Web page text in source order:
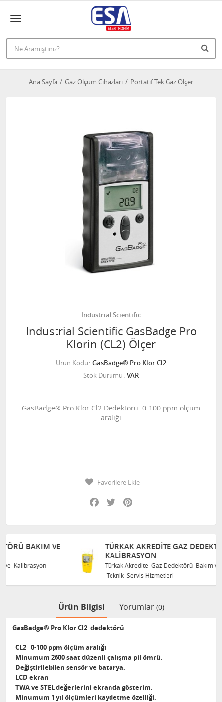
Ana Sayfa Gaz Ölçüm Cihazları Portatif Tek Gaz Ölçer
Industrial Scientific
Industrial Scientific GasBadge Pro
Klorin (CL2) Ölçer
Ürün Kodu GasBadge® Pro Klor Cl2
Stok Durumu VAR
GasBadge® Pro Klor Cl2 Dedektörü 0-100 ppm ölçüm
aralığı
Favorilere Ekle
Facebook
Twitter
TÜRKAK AKREDITE GAZ DEDEKTÖRÜ BAKIM VE
KALIBRASYON
Türkak Akredite Gaz Dedektörü Bakım ve Kalibrasyon
Teknik Servis Hizmetleri
Ürün Bilgisi Yorumlar (0)
GasBadge® Pro Klor Cl2 dedektörü
CL2 0-100 ppm ölçüm aralığı
Minumum 2600 saat düzenli çalışma pil ömrü.
Değiştirilebilen sensör ve batarya.
LCD ekran
TWA ve STEL değerlerini ekranda gösterim.
Minumum 1 yıl ölçümleri kaydetme özelliği.